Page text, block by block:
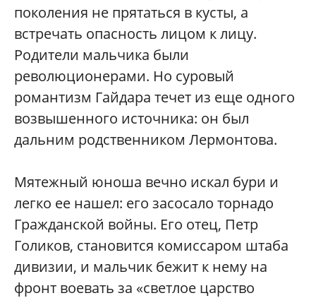
поколения не прятаться в кусты, а
встречать опасность лицом к лицу.
Родители мальчика были
революционерами. Но суровый
романтизм Гайдара течет из еще одного
возвышенного источника: он был
дальним родственником Лермонтова.
Мятежный юноша вечно искал бури и
легко ее нашел: его засосало торнадо
Гражданской войны. Его отец, Петр
Голиков, становится комиссаром штаба
дивизии, и мальчик бежит к нему на
фронт воевать за «светлое царство